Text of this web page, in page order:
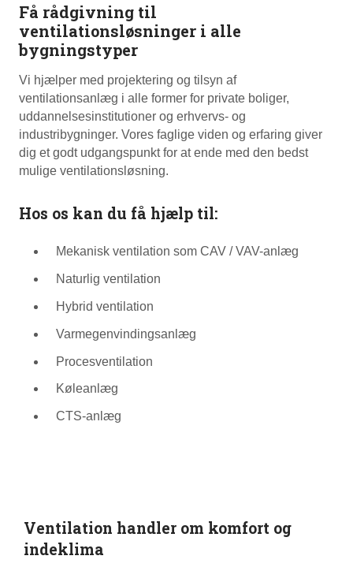
Få rådgivning til
ventilationsløsninger i alle
bygningstyper
Vi hjælper med projektering og tilsyn af
ventilationsanlæg i alle former for private boliger,
uddannelsesinstitutioner og erhvervs- og
industribygninger. Vores faglige viden og erfaring giver
dig et godt udgangspunkt for at ende med den bedst
mulige ventilationsløsning.
Hos os kan du få hjælp til:
Mekanisk ventilation som CAV / VAV-anlæg
Naturlig ventilation
Hybrid ventilation
Varmegenvindingsanlæg
Procesventilation
Køleanlæg
CTS-anlæg
Ventilation handler om komfort og
indeklima